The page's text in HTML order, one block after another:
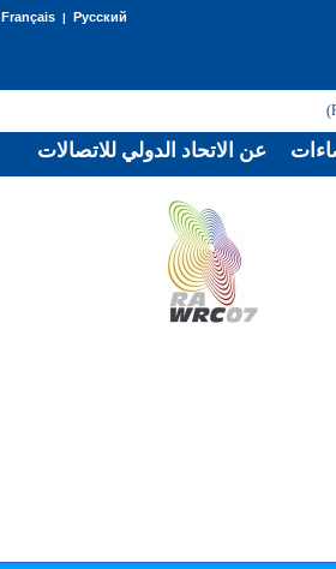
Français| Русский
عن الاتحاد الدولي للاتصالات